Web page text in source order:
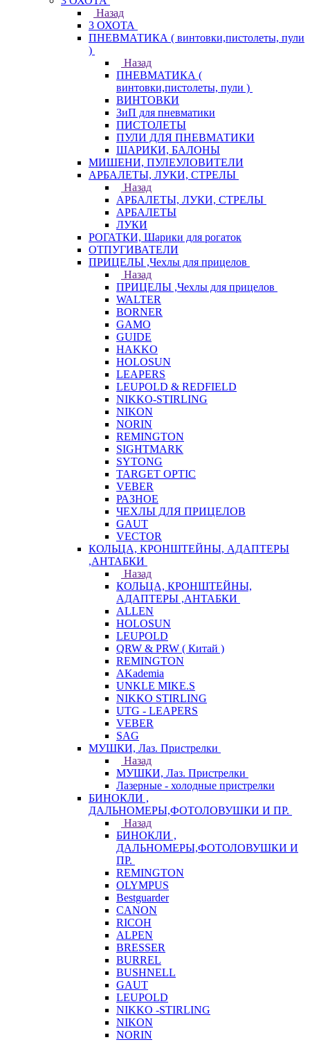
Назад
3 ОХОТА
ПНЕВМАТИКА ( винтовки,пистолеты, пули
)
Назад
ПНЕВМАТИКА (
винтовки,пистолеты, пули )
ВИНТОВКИ
ЗиП для пневматики
ПИСТОЛЕТЫ
ПУЛИ ДЛЯ ПНЕВМАТИКИ
ШАРИКИ, БАЛОНЫ
МИШЕНИ, ПУЛЕУЛОВИТЕЛИ
АРБАЛЕТЫ, ЛУКИ, СТРЕЛЫ
Назад
АРБАЛЕТЫ, ЛУКИ, СТРЕЛЫ
АРБАЛЕТЫ
ЛУКИ
РОГАТКИ, Шарики для рогаток
ОТПУГИВАТЕЛИ
ПРИЦЕЛЫ ,Чехлы для прицелов
Назад
ПРИЦЕЛЫ ,Чехлы для прицелов
WALTER
BORNER
GAMO
GUIDE
HAKKO
HOLOSUN
LEAPERS
LEUPOLD & REDFIELD
NIKKO-STIRLING
NIKON
NORIN
REMINGTON
SIGHTMARK
SYTONG
TARGET OPTIC
VEBER
РАЗНОЕ
ЧЕХЛЫ ДЛЯ ПРИЦЕЛОВ
GAUT
VECTOR
КОЛЬЦА, КРОНШТЕЙНЫ, АДАПТЕРЫ
,АНТАБКИ
Назад
КОЛЬЦА, КРОНШТЕЙНЫ,
АДАПТЕРЫ ,АНТАБКИ
ALLEN
HOLOSUN
LEUPOLD
QRW & PRW ( Китай )
REMINGTON
AKademia
UNKLE MIKE.S
NIKKO STIRLING
UTG - LEAPERS
VEBER
SAG
МУШКИ, Лаз. Пристрелки
Назад
МУШКИ, Лаз. Пристрелки
Лазерные - холодные пристрелки
БИНОКЛИ ,
ДАЛЬНОМЕРЫ,ФОТОЛОВУШКИ И ПР.
Назад
БИНОКЛИ ,
ДАЛЬНОМЕРЫ,ФОТОЛОВУШКИ И
ПР.
REMINGTON
OLYMPUS
Bestguarder
CANON
RICOH
ALPEN
BRESSER
BURREL
BUSHNELL
GAUT
LEUPOLD
NIKKO -STIRLING
NIKON
NORIN